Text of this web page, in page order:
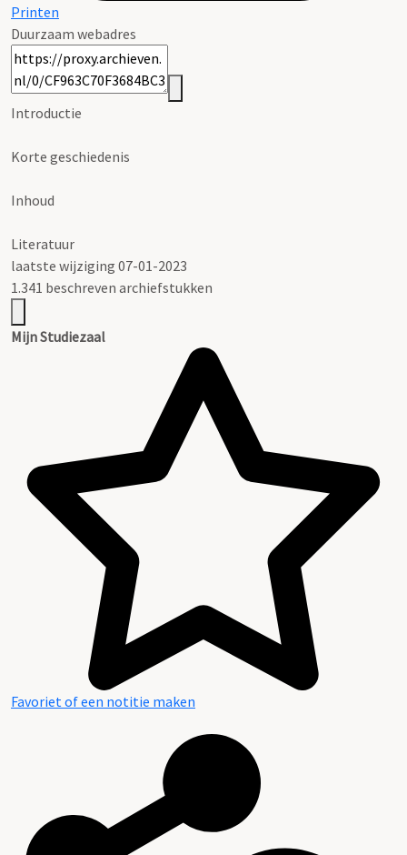
Printen
Duurzaam webadres
Introductie
Korte geschiedenis
Inhoud
Literatuur
laatste wijziging 07-01-2023
1.341 beschreven archiefstukken
Mijn Studiezaal
Favoriet of een notitie maken